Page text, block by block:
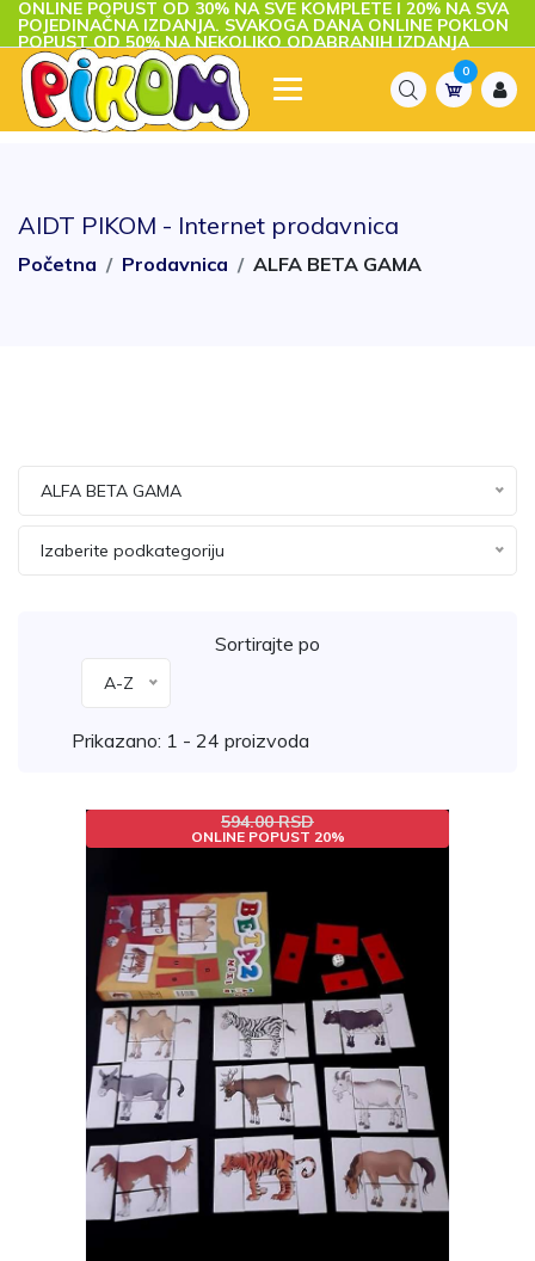
ONLINE POPUST OD 30% NA SVE KOMPLETE I 20% NA SVA
POJEDINAČNA IZDANJA. SVAKOGA DANA ONLINE POKLON
POPUST OD 50% NA NEKOLIKO ODABRANIH IZDANJA
0
AIDT PIKOM - Internet prodavnica
Početna Prodavnica ALFA BETA GAMA
ALFA BETA GAMA
Izaberite podkategoriju
Sortirajte po
A-Z
Prikazano: 1 - 24 proizvoda
594.00 RSD
ONLINE POPUST 20%